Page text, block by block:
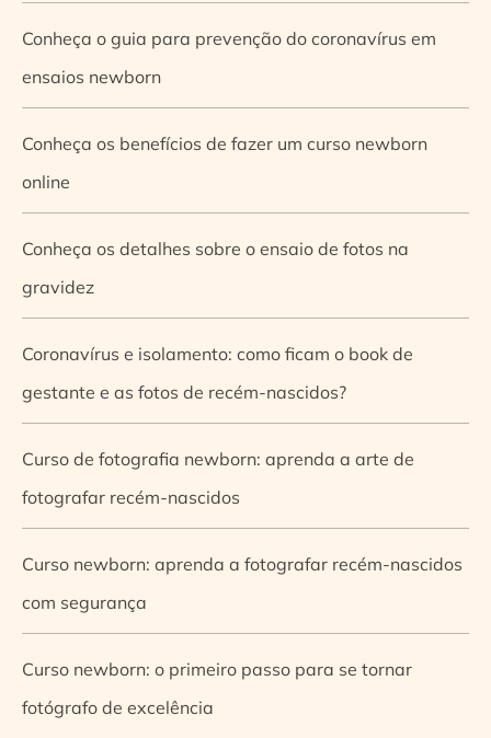
Conheça o guia para prevenção do coronavírus em
ensaios newborn
Conheça os benefícios de fazer um curso newborn
online
Conheça os detalhes sobre o ensaio de fotos na
gravidez
Coronavírus e isolamento: como ficam o book de
gestante e as fotos de recém-nascidos?
Curso de fotografia newborn: aprenda a arte de
fotografar recém-nascidos
Curso newborn: aprenda a fotografar recém-nascidos
com segurança
Curso newborn: o primeiro passo para se tornar
fotógrafo de excelência